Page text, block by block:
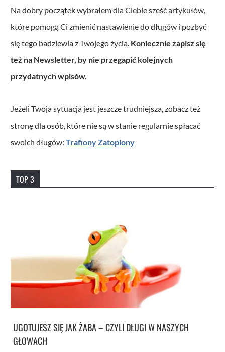
Na dobry początek wybrałem dla Ciebie sześć artykułów,
które pomogą Ci zmienić nastawienie do długów i pozbyć
się tego badziewia z Twojego życia. Koniecznie zapisz się
też na Newsletter, by nie przegapić kolejnych
przydatnych wpisów.
Jeżeli Twoja sytuacja jest jeszcze trudniejsza, zobacz też
stronę dla osób, które nie są w stanie regularnie spłacać
swoich długów:Trafiony Zatopiony
TOP 3
UGOTUJESZ SIĘ JAK ŻABA – CZYLI DŁUGI W NASZYCH
GŁOWACH